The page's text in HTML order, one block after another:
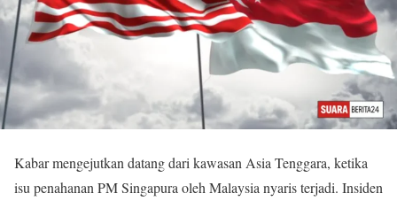
Kabar mengejutkan datang dari kawasan Asia Tenggara, ketika
isu penahanan PM Singapura oleh Malaysia nyaris terjadi. Insiden